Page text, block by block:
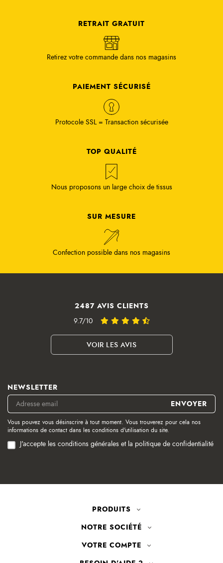
RETRAIT GRATUIT
Retirez votre commande dans nos magasins
PAIEMENT SÉCURISÉ
Protocole SSL = Transaction sécurisée
TOP QUALITÉ
Nous proposons un large choix de tissus
SUR MESURE
Confection possible dans nos magasins
2487 AVIS CLIENTS
9.7/10
VOIR LES AVIS
NEWSLETTER
Vous pouvez vous désinscrire à tout moment. Vous trouverez pour cela nos
informations de contact dans les conditions d'utilisation du site.
J'accepte les conditions générales et la politique de confidentialité
PRODUITS
NOTRE SOCIÉTÉ
VOTRE COMPTE